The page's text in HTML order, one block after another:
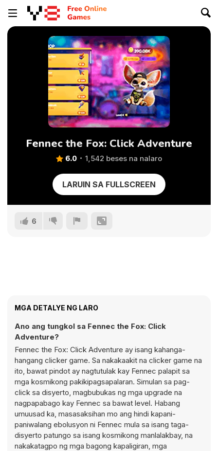
Fennec the Fox: Click Adventure
6.0 1,542 beses na nalaro
LARUIN SA FULLSCREEN
6
MGA DETALYE NG LARO
Ano ang tungkol sa Fennec the Fox: Click
Adventure?
Fennec the Fox: Click Adventure ay isang kahanga-
hangang clicker game. Sa nakakaakit na clicker game na
ito, bawat pindot ay nagtutulak kay Fennec palapit sa
mga kosmikong pakikipagsapalaran. Simulan sa pag-
click sa disyerto, magbubukas ng mga upgrade na
nagpapabago kay Fennec sa bawat level. Habang
umuusad ka, masasaksihan mo ang hindi kapani-
paniwalang ebolusyon ni Fennec mula sa isang taga-
disyerto patungo sa isang kosmikong manlalakbay, na
nakakatagpo ng mga bagong kapaligiran, mga